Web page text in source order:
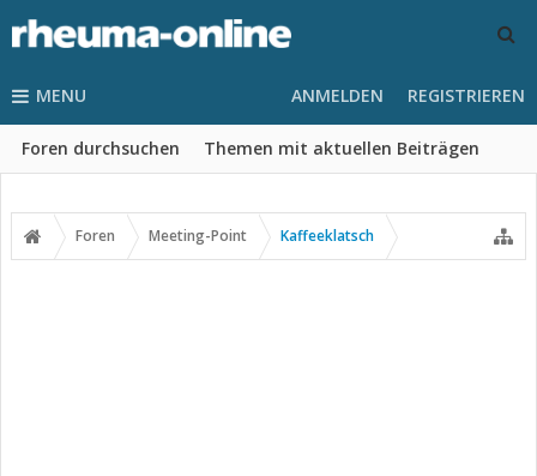
MENU
Foren durchsuchen Themen mit aktuellen Beiträgen
ANMELDEN REGISTRIEREN
Foren Meeting-Point Kaffeeklatsch